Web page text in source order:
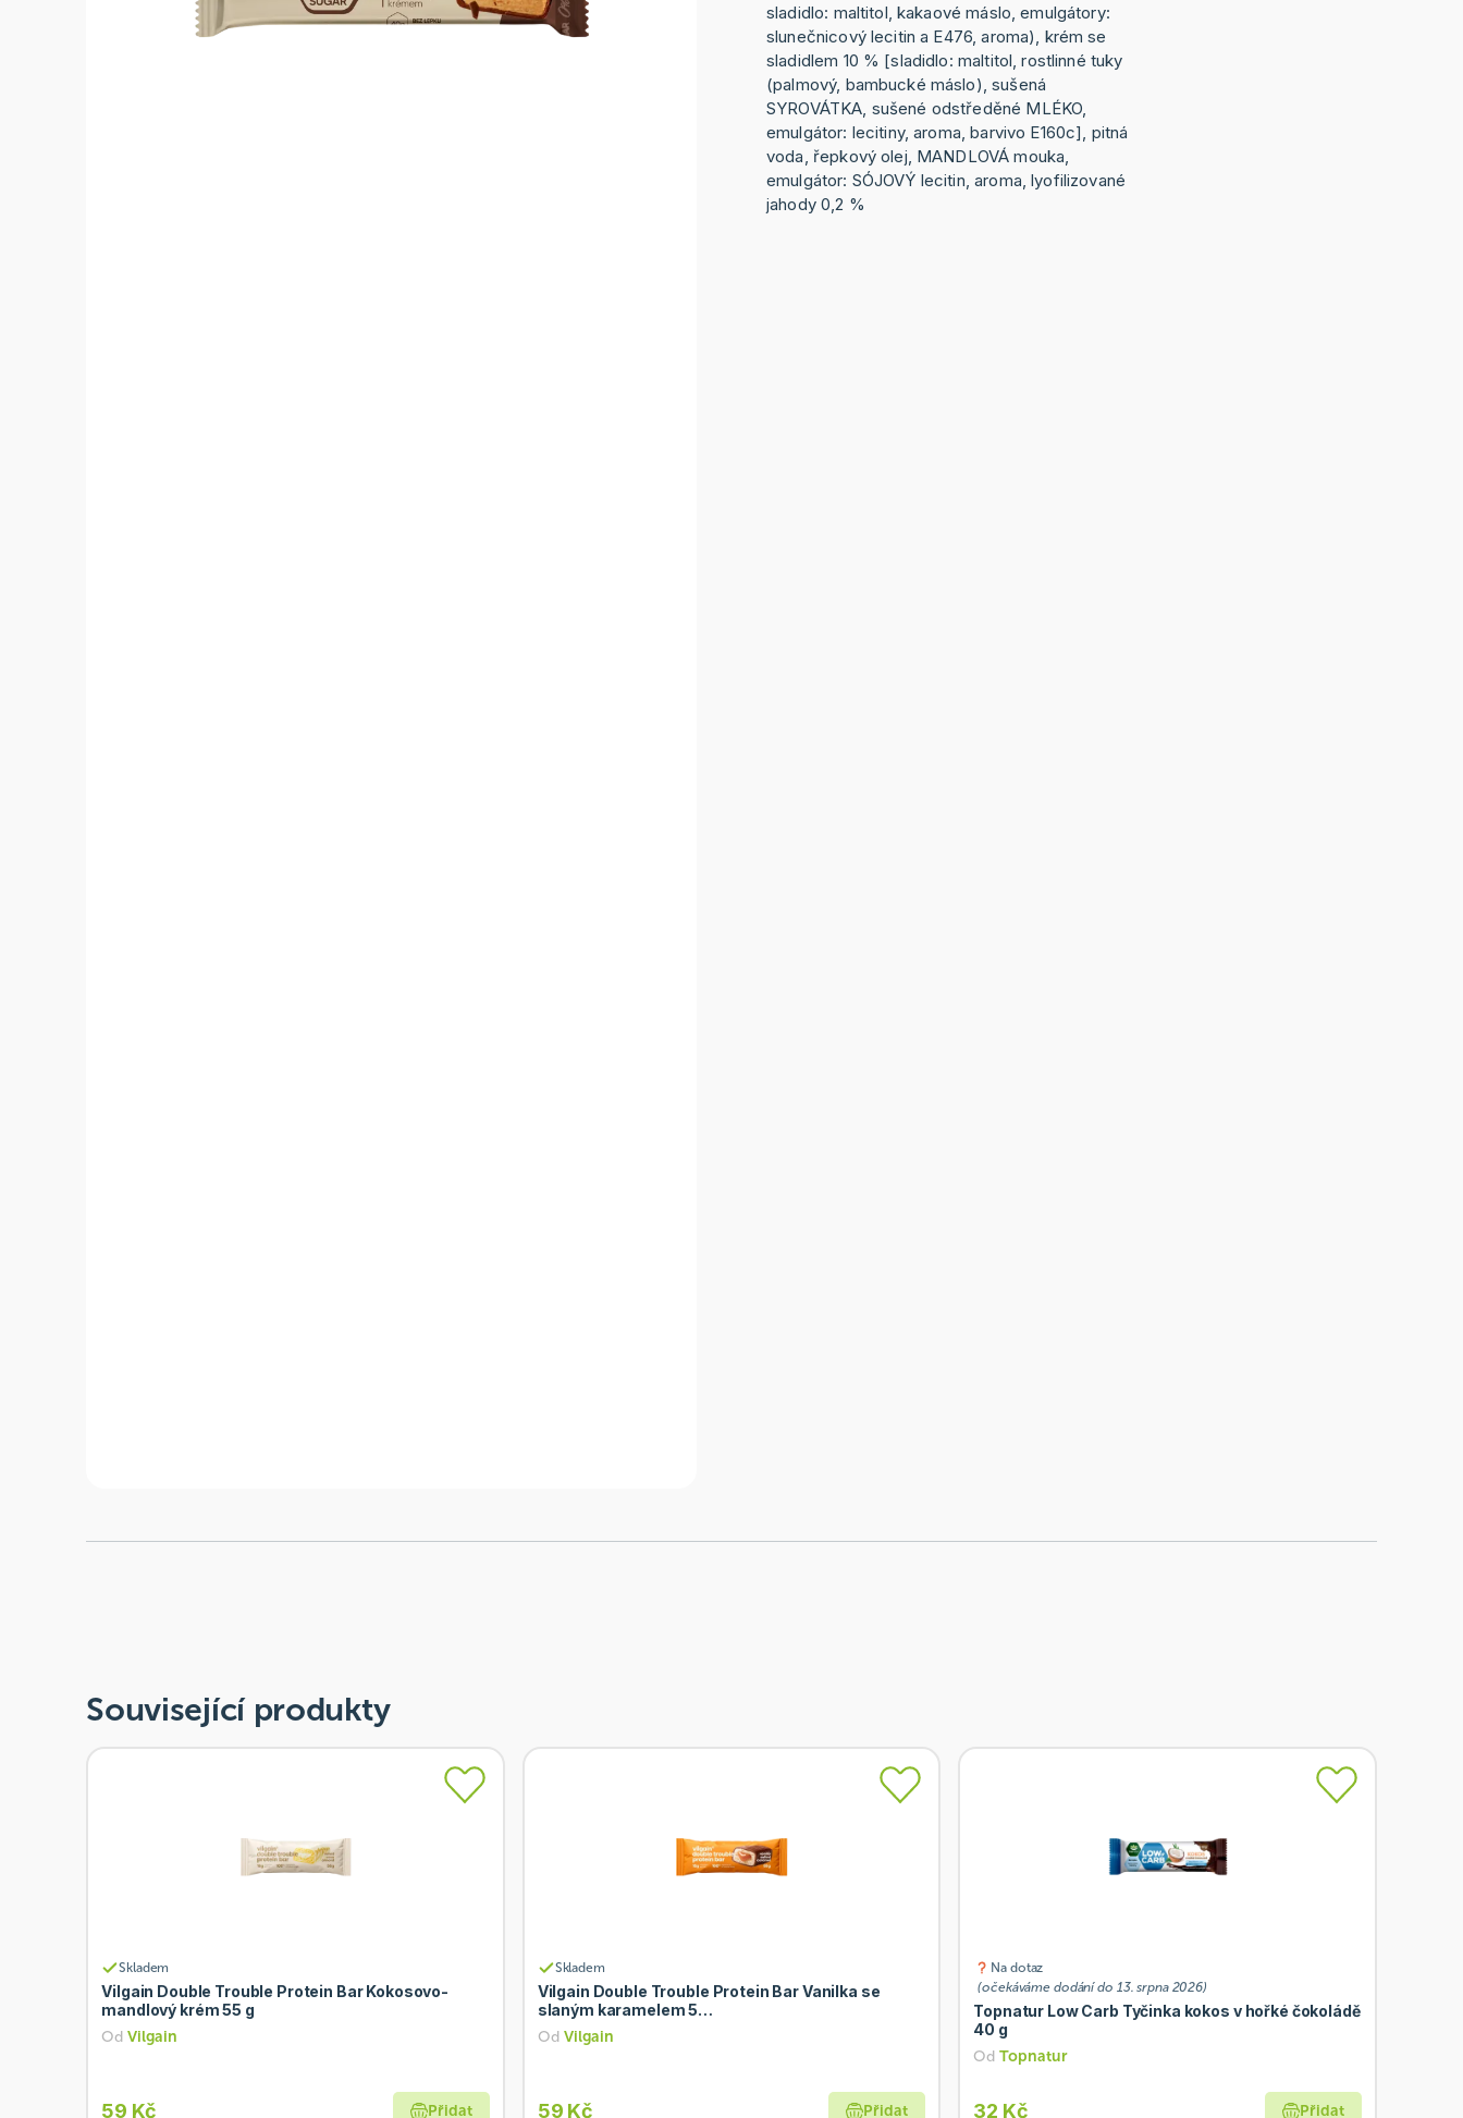
sladidlo: maltitol, kakaové máslo, emulgátory:
slunečnicový lecitin a E476, aroma), krém se
sladidlem 10 % [sladidlo: maltitol, rostlinné tuky
(palmový, bambucké máslo), sušená
SYROVÁTKA, sušené odstředěné MLÉKO,
emulgátor: lecitiny, aroma, barvivo E160c], pitná
voda, řepkový olej, MANDLOVÁ mouka,
emulgátor: SÓJOVÝ lecitin, aroma, lyofilizované
jahody 0,2 %
Související produkty
Skladem
Vilgain Double Trouble Protein Bar Kokosovo-
mandlový krém 55 g
OdVilgain
59 Kč Přidat
Skladem
Vilgain Double Trouble Protein Bar Vanilka se
slaným karamelem 5…
Od Vilgain
59 Kč Přidat
Na dotaz
(očekáváme dodání do 13. srpna 2026)
Topnatur Low Carb Tyčinka kokos v hořké čokoládě
40 g
OdTopnatur
32 Kč Přidat